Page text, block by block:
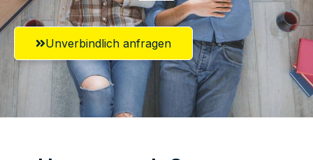
Unverbindlich anfragen